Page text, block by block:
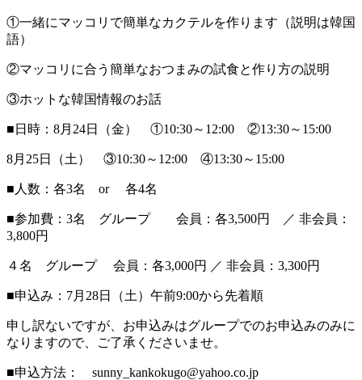
①一緒にマッコリで簡単なカクテルを作ります（説明は韓国
語）
②マッコリに合う簡単なおつまみの試食と作り方の説明
③ホットな韓国情報のお話
■日時：8月24日（金） ①10:30～12:00 ②13:30～15:00
8月25日（土） ③10:30～12:00 ④13:30～15:00
■人数：各3名 or 各4名
■参加費：3名 グループ 会員：各3,500円 ／ 非会員：
3,800円
４名 グループ 会員：各3,000円 ／ 非会員：3,300円
■申込み：7月28日（土）午前9:00から先着順
申し訳ないですが、お申込みはグループでのお申込みのみに
なりますので、ご了承くださいませ。
■申込方法： sunny_kankokugo@yahoo.co.jp